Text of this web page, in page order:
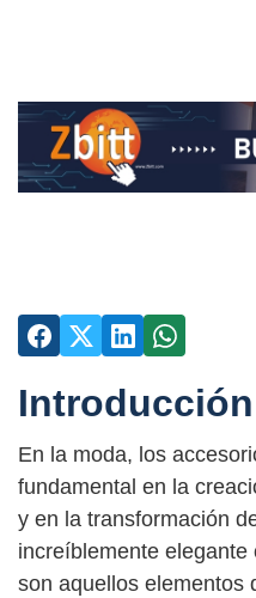
Introducción
En la moda, los
fundamental en la
y en la transformación
increíblemente
son aquellos elementos